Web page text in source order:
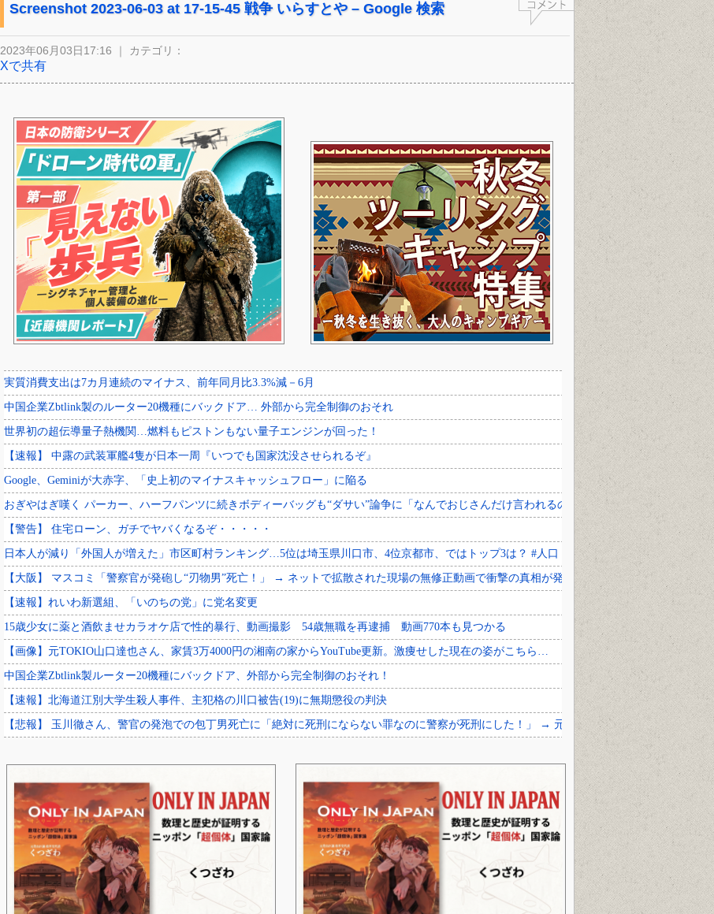
Screenshot 2023-06-03 at 17-15-45 戦争 いらすとや – Google 検索
2023年06月03日17:16 ｜ カテゴリ：
Xで共有